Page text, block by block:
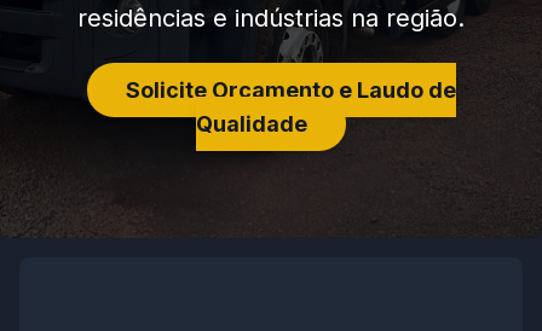
residências e indústrias na região.
Solicite Orçamento e Laudo de
Qualidade